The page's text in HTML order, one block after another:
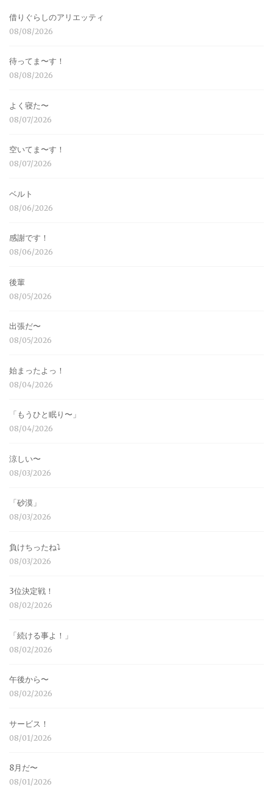
借りぐらしのアリエッティ
08/08/2026
待ってま〜す！
08/08/2026
よく寝た〜
08/07/2026
空いてま〜す！
08/07/2026
ベルト
08/06/2026
感謝です！
08/06/2026
後輩
08/05/2026
出張だ〜
08/05/2026
始まったよっ！
08/04/2026
「もうひと眠り〜」
08/04/2026
涼しい〜
08/03/2026
「砂漠」
08/03/2026
負けちったね⤵︎
08/03/2026
3位決定戦！
08/02/2026
「続ける事よ！」
08/02/2026
午後から〜
08/02/2026
サービス！
08/01/2026
8月だ〜
08/01/2026